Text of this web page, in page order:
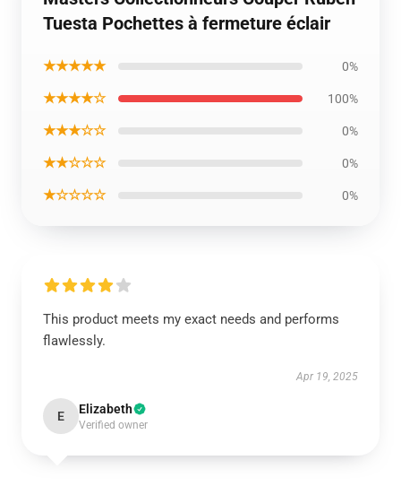
Tuesta Pochettes à fermeture éclair
★★★★★ 0%
★★★★☆ 100%
★★★☆☆ 0%
★★☆☆☆ 0%
★☆☆☆☆ 0%
This product meets my exact needs and performs
flawlessly.
Apr 19, 2025
E Elizabeth
Verified owner